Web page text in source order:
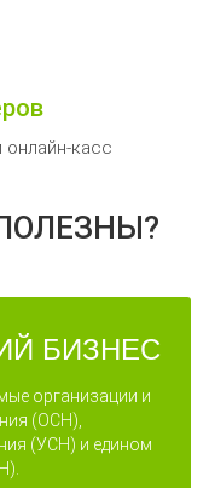
онлайн-касс
БИЗНЕС
организации и
(ОСН),
(УСН) и едином